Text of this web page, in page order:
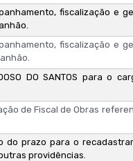
fiscalização e
fiscalização e
DO SANTOS para o
de Fiscal de Obras
do prazo para o
providências.